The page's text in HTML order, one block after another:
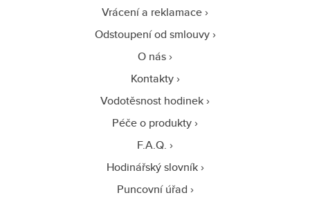
Vrácení a reklamace
Odstoupení od smlouvy
O nás
Kontakty
Vodotěsnost hodinek
Péče o produkty
F.A.Q.
Hodinářský slovník
Puncovní úřad